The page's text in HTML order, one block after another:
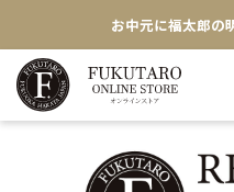
お中元に福太郎の
★めんべい25周
【色々な味を試したい
送料全国一律770円